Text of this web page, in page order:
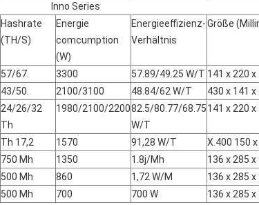
Inno Series
Hashrate
(TH/S)
Energie
comcumption
(W)
Energieeffizienz-
Verhältnis
Größe
57/67. 3300 57.89/49.25 W/T 141 x 220 x
43/50. 2100/3100 48.84/62 W/T
430 x 141 x
24/26/32
Th
1980/2100/220082.5/80.77/68.75
W/T
141 x 220 x
Th 17,2 1570 91,28 W/T
X.400 150
750 Mh 1350 1.8j/Mh
136 x 285 x
500 Mh 860 1,72 W/M
136 x 285 x
500 Mh 700 700 W
136 x 285 x